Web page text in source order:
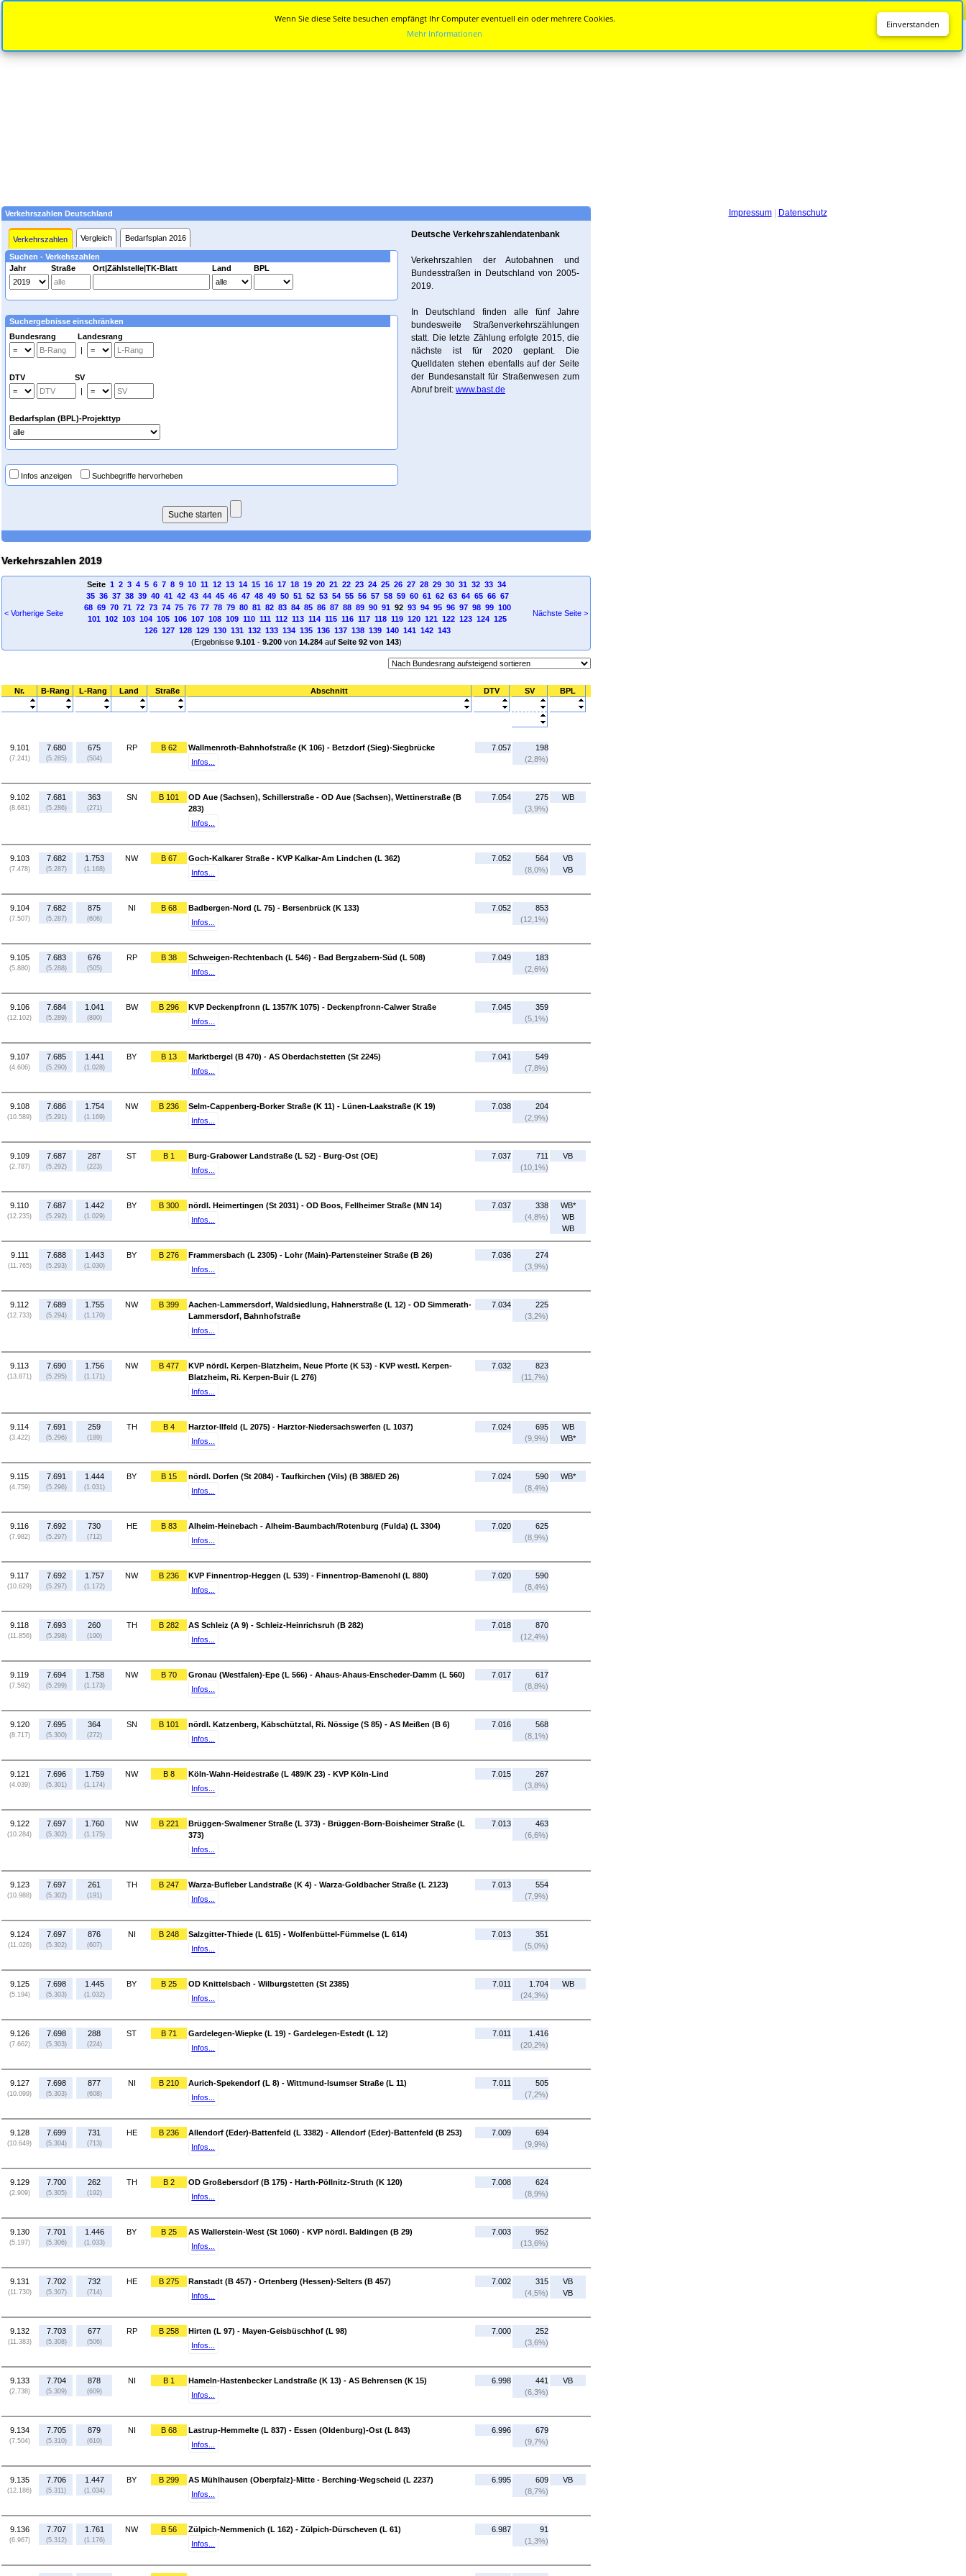
Verkehrszahlen Deutschland
Verkehrszahlen Vergleich Bedarfsplan 2016
Suchen - Verkehszahlen
Jahr
Straße Ort|Zählstelle|TK-Blatt Land BPL
Suchergebnisse einschränken
Bundesrang Landesrang
|
DTV SV
|
Bedarfsplan (BPL)-Projekttyp
Infos anzeigen Suchbegriffe hervorheben
Deutsche Verkehrszahlendatenbank
Verkehrszahlen der Autobahnen und
Bundesstraßen in Deutschland von 2005-
2019.
In Deutschland finden alle fünf Jahre
bundesweite Straßenverkehrszählungen
statt. Die letzte Zählung erfolgte 2015, die
nächste ist für 2020 geplant. Die
Quelldaten stehen ebenfalls auf der Seite
der Bundesanstalt für Straßenwesen zum
Abruf breit: www.bast.de
Verkehrszahlen 2019
< Vorherige Seite
Seite 1 2 3 4 5 6 7 8 9 10 11 12 13 14 15 16 17 18 19 20 21 22 23 24 25 26 27 28 29 30 31 32 33 34
35 36 37 38 39 40 41 42 43 44 45 46 47 48 49 50 51 52 53 54 55 56 57 58 59 60 61 62 63 64 65 66 67
68 69 70 71 72 73 74 75 76 77 78 79 80 81 82 83 84 85 86 87 88 89 90 9192 93 94 95 96 97 98 99 100
101 102 103 104 105 106 107 108 109 110 111 112 113 114 115 116 117 118 119 120 121 122 123 124 125
126 127 128 129 130 131 132 133 134 135 136 137 138 139 140 141 142 143
(Ergebnisse 9.101- 9.200von 14.284auf Seite 92 von 143)
Nächste Seite >
Nr. B-Rang L-Rang Land Straße Abschnitt DTV SV BPL
9.101
(7.241)
7.680
(5.285)
675
(504)
RP B 62
Wallmenroth-Bahnhofstraße (K 106) - Betzdorf (Sieg)-Siegbrücke
Infos...
7.057
198
(2,8%)
9.102
(8.681)
7.681
(5.286)
363
(271)
SN B 101
OD Aue (Sachsen), Schillerstraße - OD Aue (Sachsen), Wettinerstraße (B
283)
Infos...
7.054
275
(3,9%)
WB
9.103
(7.478)
7.682
(5.287)
1.753
(1.168)
NW B 67
Goch-Kalkarer Straße - KVP Kalkar-Am Lindchen (L 362)
Infos...
7.052
564
(8,0%)
VB
VB
9.104
(7.507)
7.682
(5.287)
875
(606)
NI B 68
Badbergen-Nord (L 75) - Bersenbrück (K 133)
Infos...
7.052
853
(12,1%)
9.105
(5.880)
7.683
(5.288)
676
(505)
RP B 38
Schweigen-Rechtenbach (L 546) - Bad Bergzabern-Süd (L 508)
Infos...
7.049
183
(2,6%)
9.106
(12.102)
7.684
(5.289)
1.041
(890)
BW B 296
KVP Deckenpfronn (L 1357/K 1075) - Deckenpfronn-Calwer Straße
Infos...
7.045
359
(5,1%)
9.107
(4.606)
7.685
(5.290)
1.441
(1.028)
BY B 13
Marktbergel (B 470) - AS Oberdachstetten (St 2245)
Infos...
7.041
549
(7,8%)
9.108
(10.589)
7.686
(5.291)
1.754
(1.169)
NW B 236
Selm-Cappenberg-Borker Straße (K 11) - Lünen-Laakstraße (K 19)
Infos...
7.038
204
(2,9%)
9.109
(2.787)
7.687
(5.292)
287
(223)
ST B 1
Burg-Grabower Landstraße (L 52) - Burg-Ost (OE)
Infos...
7.037
711
(10,1%)
VB
9.110
(12.235)
7.687
(5.292)
1.442
(1.029)
BY B 300
nördl. Heimertingen (St 2031) - OD Boos, Fellheimer Straße (MN 14)
Infos...
7.037
338
(4,8%)
WB*
WB
WB
9.111
(11.765)
7.688
(5.293)
1.443
(1.030)
BY B 276
Frammersbach (L 2305) - Lohr (Main)-Partensteiner Straße (B 26)
Infos...
7.036
274
(3,9%)
9.112
(12.733)
7.689
(5.294)
1.755
(1.170)
NW B 399
Aachen-Lammersdorf, Waldsiedlung, Hahnerstraße (L 12) - OD Simmerath-
Lammersdorf, Bahnhofstraße
Infos...
7.034
225
(3,2%)
9.113
(13.871)
7.690
(5.295)
1.756
(1.171)
NW B 477
KVP nördl. Kerpen-Blatzheim, Neue Pforte (K 53) - KVP westl. Kerpen-
Blatzheim, Ri. Kerpen-Buir (L 276)
Infos...
7.032
823
(11,7%)
9.114
(3.422)
7.691
(5.296)
259
(189)
TH B 4
Harztor-Ilfeld (L 2075) - Harztor-Niedersachswerfen (L 1037)
Infos...
7.024
695
(9,9%)
WB
WB*
9.115
(4.759)
7.691
(5.296)
1.444
(1.031)
BY B 15
nördl. Dorfen (St 2084) - Taufkirchen (Vils) (B 388/ED 26)
Infos...
7.024
590
(8,4%)
WB*
9.116
(7.982)
7.692
(5.297)
730
(712)
HE B 83
Alheim-Heinebach - Alheim-Baumbach/Rotenburg (Fulda) (L 3304)
Infos...
7.020
625
(8,9%)
9.117
(10.629)
7.692
(5.297)
1.757
(1.172)
NW B 236
KVP Finnentrop-Heggen (L 539) - Finnentrop-Bamenohl (L 880)
Infos...
7.020
590
(8,4%)
9.118
(11.856)
7.693
(5.298)
260
(190)
TH B 282
AS Schleiz (A 9) - Schleiz-Heinrichsruh (B 282)
Infos...
7.018
870
(12,4%)
9.119
(7.592)
7.694
(5.299)
1.758
(1.173)
NW B 70
Gronau (Westfalen)-Epe (L 566) - Ahaus-Ahaus-Enscheder-Damm (L 560)
Infos...
7.017
617
(8,8%)
9.120
(8.717)
7.695
(5.300)
364
(272)
SN B 101
nördl. Katzenberg, Käbschütztal, Ri. Nössige (S 85) - AS Meißen (B 6)
Infos...
7.016
568
(8,1%)
9.121
(4.039)
7.696
(5.301)
1.759
(1.174)
NW B 8
Köln-Wahn-Heidestraße (L 489/K 23) - KVP Köln-Lind
Infos...
7.015
267
(3,8%)
9.122
(10.284)
7.697
(5.302)
1.760
(1.175)
NW B 221
Brüggen-Swalmener Straße (L 373) - Brüggen-Born-Boisheimer Straße (L
373)
Infos...
7.013
463
(6,6%)
9.123
(10.988)
7.697
(5.302)
261
(191)
TH B 247
Warza-Bufleber Landstraße (K 4) - Warza-Goldbacher Straße (L 2123)
Infos...
7.013
554
(7,9%)
9.124
(11.026)
7.697
(5.302)
876
(607)
NI B 248
Salzgitter-Thiede (L 615) - Wolfenbüttel-Fümmelse (L 614)
Infos...
7.013
351
(5,0%)
9.125
(5.194)
7.698
(5.303)
1.445
(1.032)
BY B 25
OD Knittelsbach - Wilburgstetten (St 2385)
Infos...
7.011
1.704
(24,3%)
WB
9.126
(7.662)
7.698
(5.303)
288
(224)
ST B 71
Gardelegen-Wiepke (L 19) - Gardelegen-Estedt (L 12)
Infos...
7.011
1.416
(20,2%)
9.127
(10.099)
7.698
(5.303)
877
(608)
NI B 210
Aurich-Spekendorf (L 8) - Wittmund-Isumser Straße (L 11)
Infos...
7.011
505
(7,2%)
9.128
(10.649)
7.699
(5.304)
731
(713)
HE B 236
Allendorf (Eder)-Battenfeld (L 3382) - Allendorf (Eder)-Battenfeld (B 253)
Infos...
7.009
694
(9,9%)
9.129
(2.909)
7.700
(5.305)
262
(192)
TH B 2
OD Großebersdorf (B 175) - Harth-Pöllnitz-Struth (K 120)
Infos...
7.008
624
(8,9%)
9.130
(5.197)
7.701
(5.306)
1.446
(1.033)
BY B 25
AS Wallerstein-West (St 1060) - KVP nördl. Baldingen (B 29)
Infos...
7.003
952
(13,6%)
9.131
(11.730)
7.702
(5.307)
732
(714)
HE B 275
Ranstadt (B 457) - Ortenberg (Hessen)-Selters (B 457)
Infos...
7.002
315
(4,5%)
VB
VB
9.132
(11.383)
7.703
(5.308)
677
(506)
RP B 258
Hirten (L 97) - Mayen-Geisbüschhof (L 98)
Infos...
7.000
252
(3,6%)
9.133
(2.738)
7.704
(5.309)
878
(609)
NI B 1
Hameln-Hastenbecker Landstraße (K 13) - AS Behrensen (K 15)
Infos...
6.998
441
(6,3%)
VB
9.134
(7.504)
7.705
(5.310)
879
(610)
NI B 68
Lastrup-Hemmelte (L 837) - Essen (Oldenburg)-Ost (L 843)
Infos...
6.996
679
(9,7%)
9.135
(12.186)
7.706
(5.311)
1.447
(1.034)
BY B 299
AS Mühlhausen (Oberpfalz)-Mitte - Berching-Wegscheid (L 2237)
Infos...
6.995
609
(8,7%)
VB
9.136
(6.967)
7.707
(5.312)
1.761
(1.176)
NW B 56
Zülpich-Nemmenich (L 162) - Zülpich-Dürscheven (L 61)
Infos...
6.987
91
(1,3%)
Impressum| Datenschutz
Einverstanden
Wenn Sie diese Seite besuchen empfängt Ihr Computer eventuell ein oder mehrere Cookies.
Mehr Informationen